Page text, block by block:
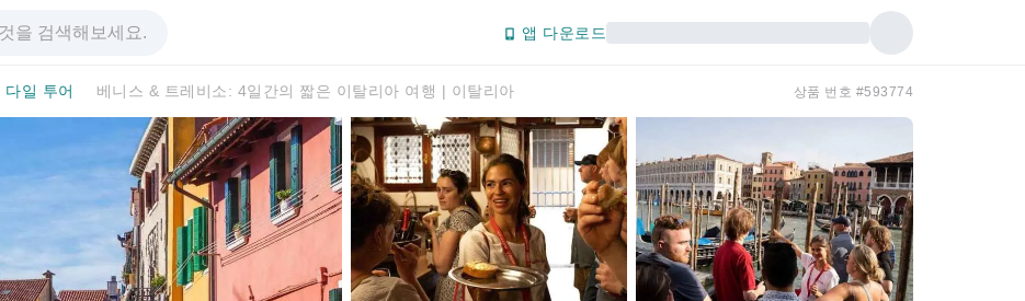
앱 다운로드
다일 투어 베니스 & 트레비소: 4일간의 짧은 이탈리아 여행 | 이탈리아 상품 번호 #593774